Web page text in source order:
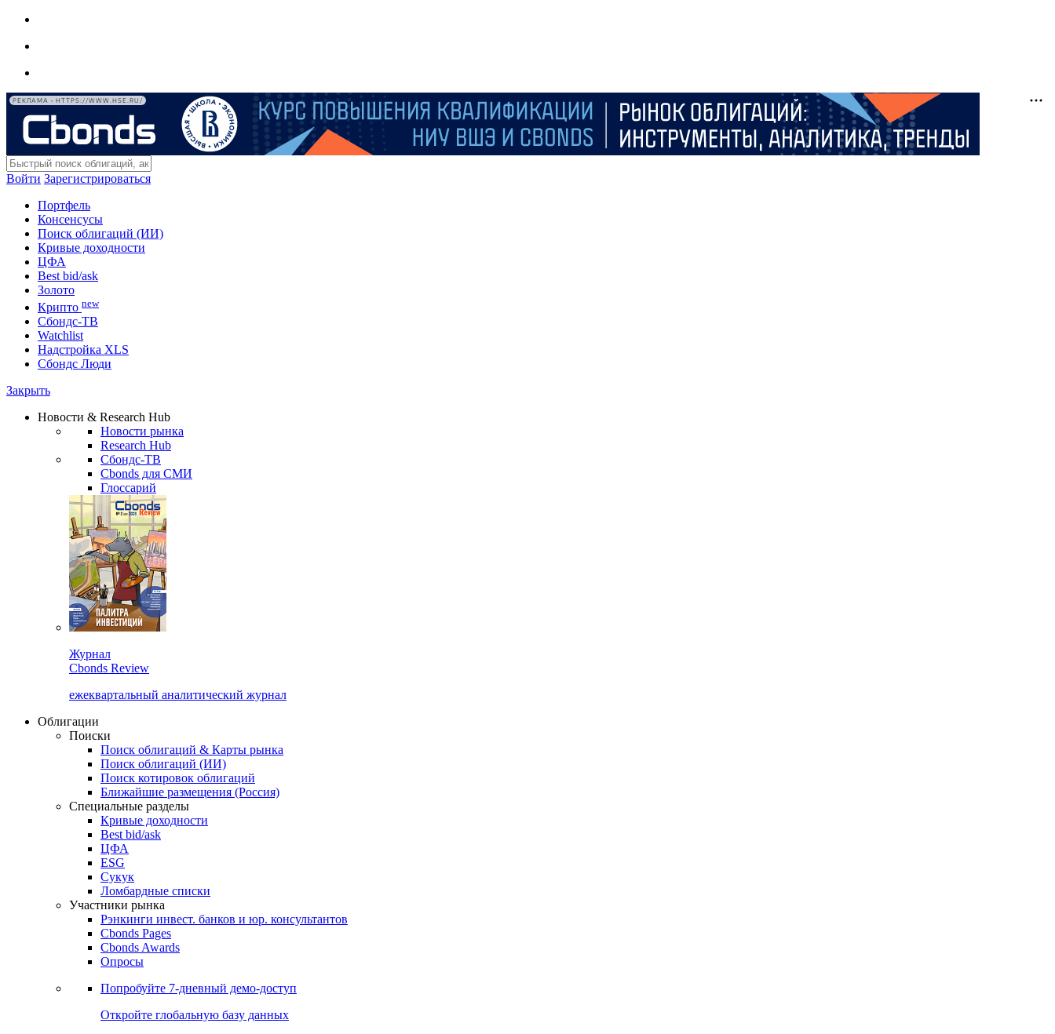
РЕКЛАМА • HTTPS://WWW.HSE.RU/
Войти Зарегистрироваться
Портфель
Консенсусы
Поиск облигаций (ИИ)
Кривые доходности
ЦФА
Best bid/ask
Золото
Крипто new
Сбондс-ТВ
Watchlist
Надстройка XLS
Сбондс Люди
Закрыть
Новости & Research Hub
Новости рынка
Research Hub
Сбондс-ТВ
Cbonds для СМИ
Глоссарий
Журнал
Cbonds Review
ежеквартальный аналитический журнал
Облигации
Поиски
Поиск облигаций & Карты рынка
Поиск облигаций (ИИ)
Поиск котировок облигаций
Ближайшие размещения (Россия)
Специальные разделы
Кривые доходности
Best bid/ask
ЦФА
ESG
Сукук
Ломбардные списки
Участники рынка
Рэнкинги инвест. банков и юр. консультантов
Cbonds Pages
Cbonds Awards
Опросы
Попробуйте 7-дневный демо-доступ
Откройте глобальную базу данных